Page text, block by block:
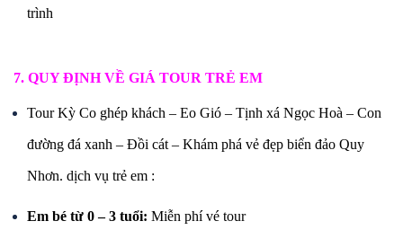
trình
7. QUY ĐỊNH VỀ GIÁ TOUR TRẺ EM
Tour Kỳ Co ghép khách – Eo Gió – Tịnh xá Ngọc Hoà – Con
đường đá xanh – Đồi cát – Khám phá vẻ đẹp biển đảo Quy
Nhơn. dịch vụ trẻ em :
Em bé từ 0 – 3 tuổi: Miễn phí vé tour